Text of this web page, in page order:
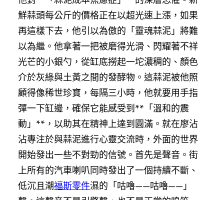
鮮蒜頭每公斤的價格正在以超光速上漲，如果
再這樣下去，他引以為傲的「靈魂蒜泥」將難
以為繼。他拿著一把被磨得光滑、閃耀著不祥
光芒的小銀勺，從缸底撈起一坨濃稠的、顏色
介於灰綠與土黃之間的發酵物。這蒜泥被他照
顧得像稀世珍寶，每隔三小時，他就要用手指
彈一下缸邊，確保它能感受到**「溫和的震
動」**，以助其在精神上達到圓滿。就在廖沾
沾專注於與蒜泥進行心靈交流時，外面的世界
開始發出一些不對勁的信號。首先是聲音。街
上所有的汽車喇叭同時發出了一個持續不斷、
低沉且潮福斯零件濕的「咕嚕——咕嚕——」